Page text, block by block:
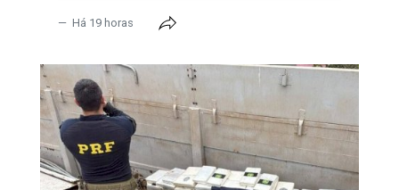
Há 19 horas